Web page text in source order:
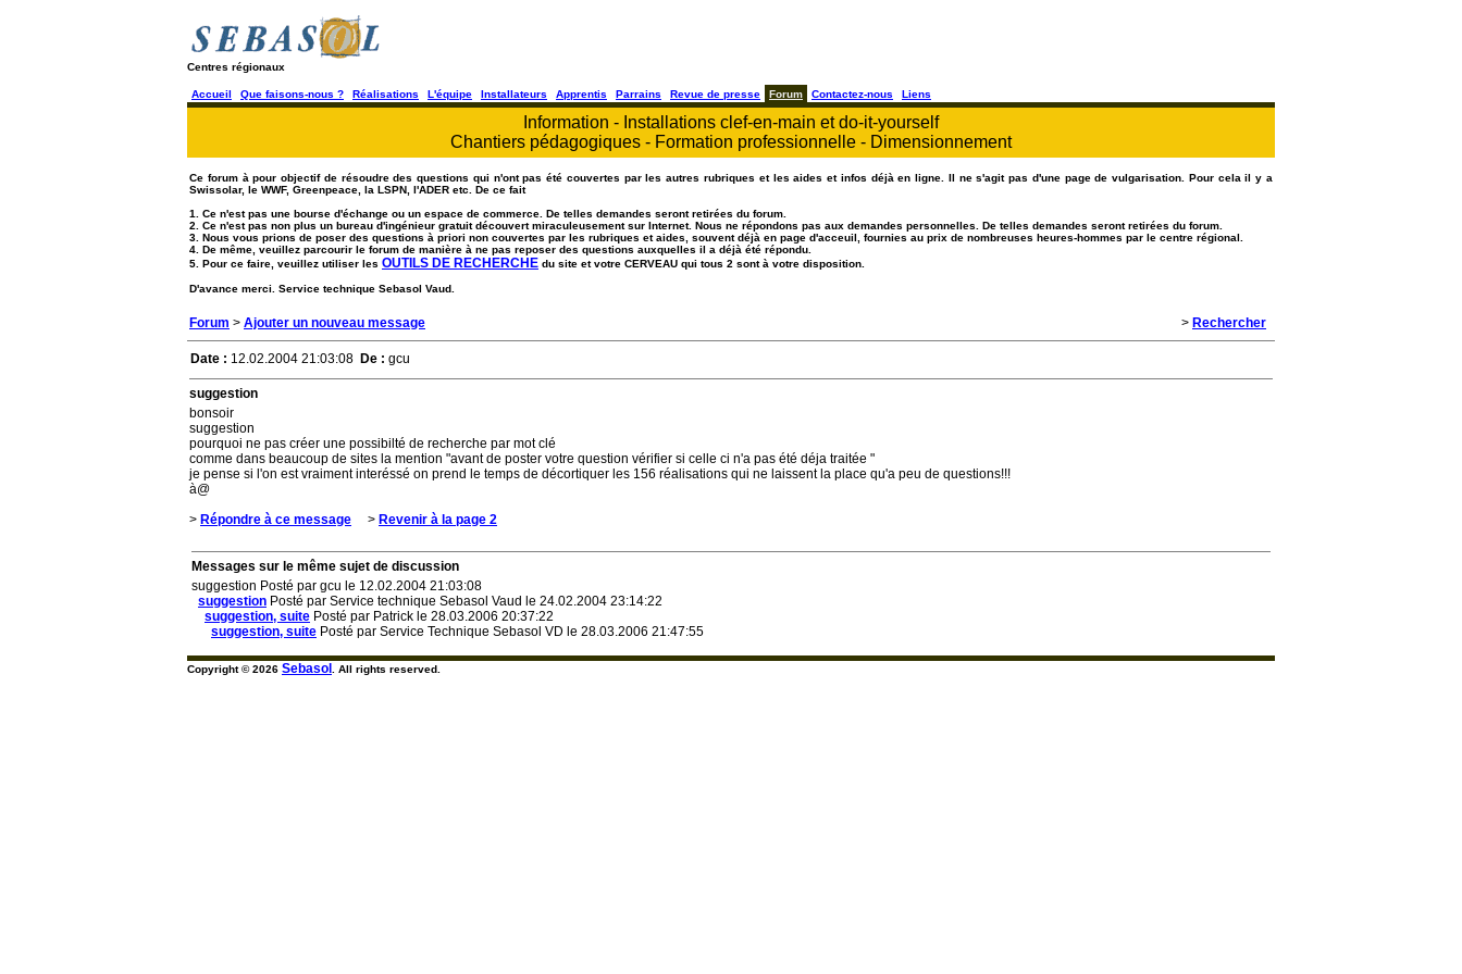
Centres régionaux
Accueil Que faisons-nous ? Réalisations L'équipe Installateurs Apprentis Parrains Revue de presse Forum Contactez-nous Liens
Information - Installations clef-en-main et do-it-yourself
Chantiers pédagogiques - Formation professionnelle - Dimensionnement
Ce forum à pour objectif de résoudre des questions qui n'ont pas été couvertes par les autres rubriques et les aides et infos déjà en ligne. Il ne s'agit pas d'une page de vulgarisation. Pour cela il y a
Swissolar, le WWF, Greenpeace, la LSPN, l'ADER etc. De ce fait
1. Ce n'est pas une bourse d'échange ou un espace de commerce. De telles demandes seront retirées du forum.
2. Ce n'est pas non plus un bureau d'ingénieur gratuit découvert miraculeusement sur Internet. Nous ne répondons pas aux demandes personnelles. De telles demandes seront retirées du forum.
3. Nous vous prions de poser des questions à priori non couvertes par les rubriques et aides, souvent déjà en page d'acceuil, fournies au prix de nombreuses heures-hommes par le centre régional.
4. De même, veuillez parcourir le forum de manière à ne pas reposer des questions auxquelles il a déjà été répondu.
5. Pour ce faire, veuillez utiliser les OUTILS DE RECHERCHE du site et votre CERVEAU qui tous 2 sont à votre disposition.
D'avance merci. Service technique Sebasol Vaud.
Forum > Ajouter un nouveau message > Rechercher
Date : 12.02.2004 21:03:08 De : gcu
suggestion
bonsoir
suggestion
pourquoi ne pas créer une possibilté de recherche par mot clé
comme dans beaucoup de sites la mention "avant de poster votre question vérifier si celle ci n'a pas été déja traitée "
je pense si l'on est vraiment interéssé on prend le temps de décortiquer les 156 réalisations qui ne laissent la place qu'a peu de questions!!!
à@
> Répondre à ce message > Revenir à la page 2
Messages sur le même sujet de discussion
suggestion Posté par gcu le 12.02.2004 21:03:08
suggestion Posté par Service technique Sebasol Vaud le 24.02.2004 23:14:22
suggestion, suite Posté par Patrick le 28.03.2006 20:37:22
suggestion, suite Posté par Service Technique Sebasol VD le 28.03.2006 21:47:55
Copyright © 2026 Sebasol . All rights reserved.